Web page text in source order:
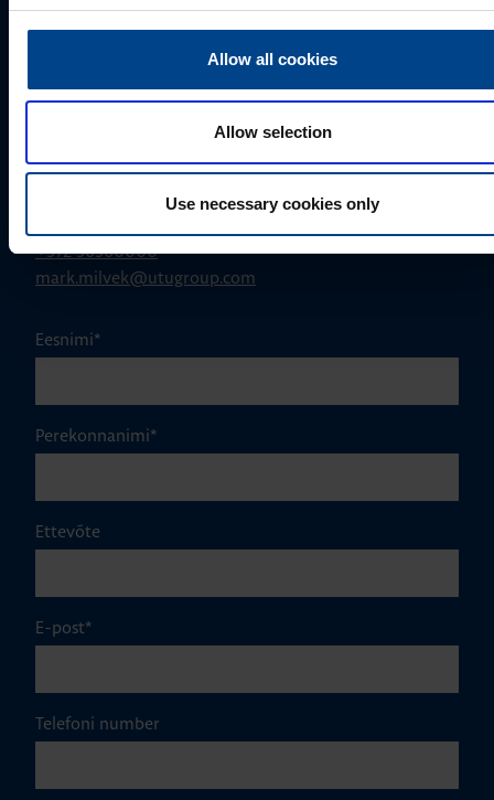
Allow all cookies
Allow selection
Use necessary cookies only
MÜÜGIJUHT
+372 56560000
mark.milvek@utugroup.com
Eesnimi*
Perekonnanimi*
Ettevõte
E-post*
Telefoni number